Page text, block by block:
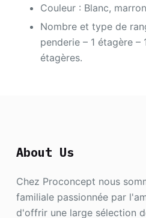
Couleur : Blanc, marron
Nombre et type de
penderie – 1 étagère
étagères.
About Us
Chez Proconcept nous
familiale passionnée par
d'offrir une large sélection